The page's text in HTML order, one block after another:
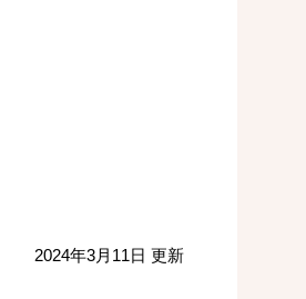
2024年3月11日 更新